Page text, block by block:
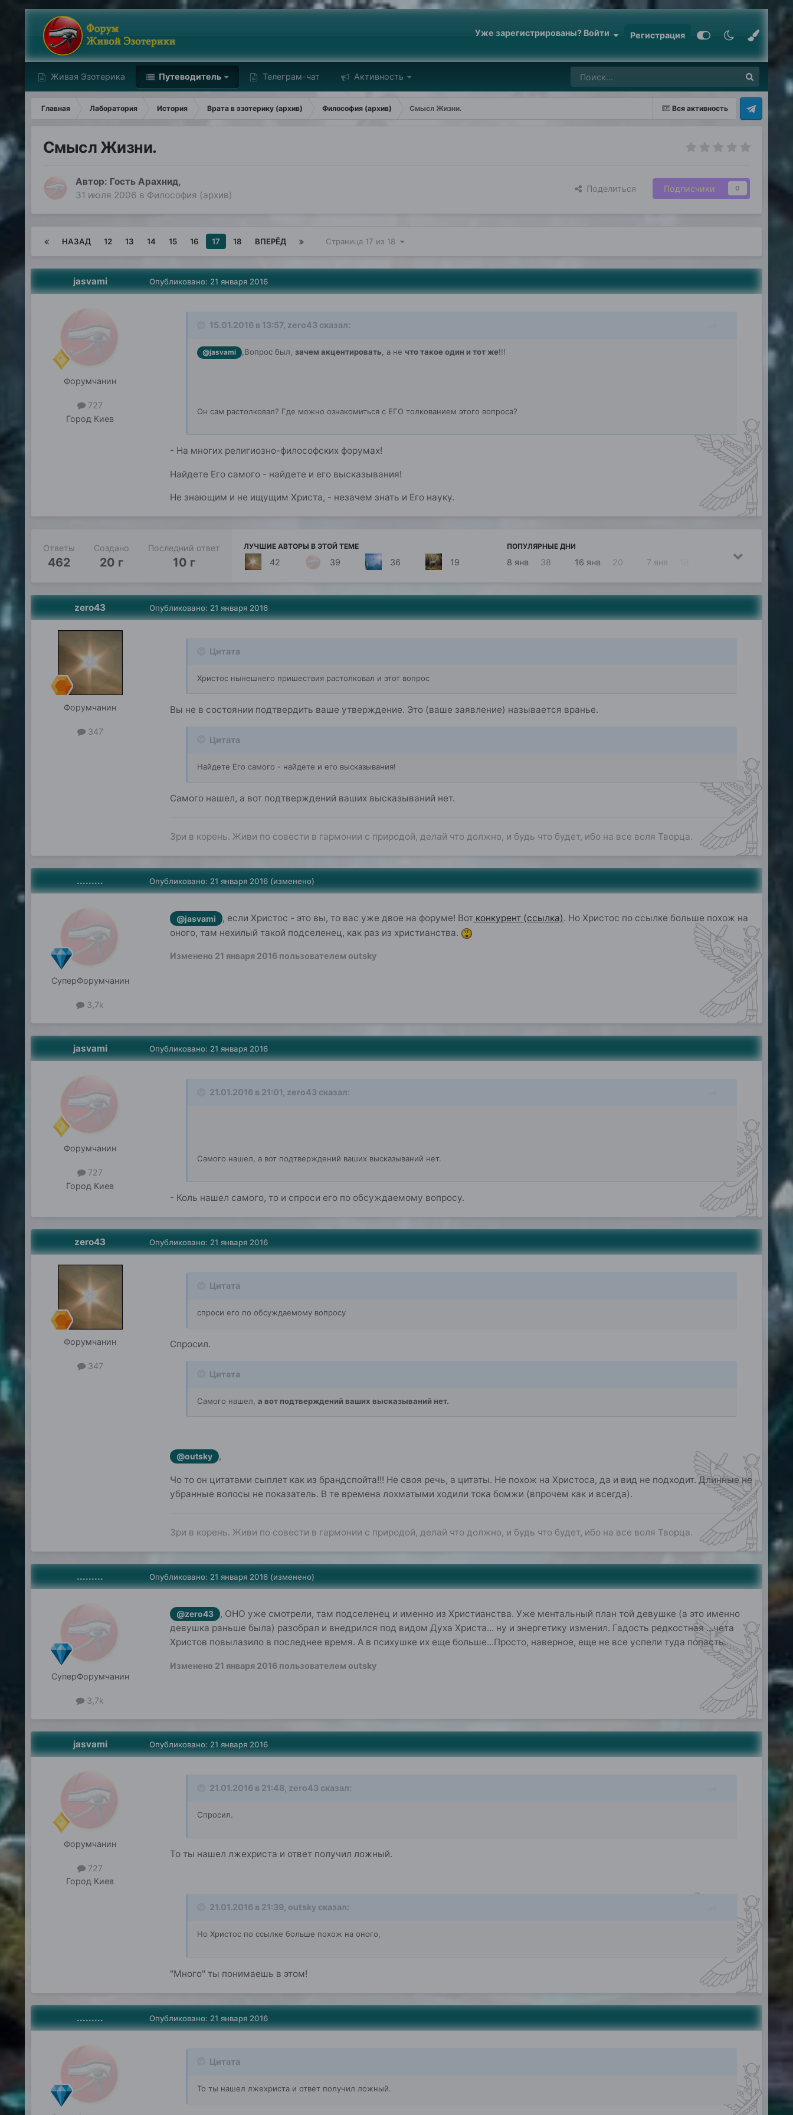
Уже зарегистрированы? Войти Регистрация
Живая Эзотерика Путеводитель Телеграм-чат Активность
Вся активность
Главная Лаборатория История Врата в эзотерику (архив) Философия (архив) Смысл Жизни.
Смысл Жизни.
Автор: Гость Арахнид,
31 июля 2006 в Философия (архив)
Поделиться Подписчики 0
НАЗАД 12 13 14 15 16 17 18 ВПЕРЁД Страница 17 из 18
jasvami
Форумчанин
727
Город Киев
Опубликовано: 21 января 2016
15.01.2016 в 13:57, zero43 сказал:
@jasvami ,Вопрос был, зачем акцентировать, а не что такое один и тот же!!!
Он сам растолковал? Где можно ознакомиться с ЕГО толкованием этого вопроса?
- На многих религиозно-философских форумах!
Найдете Его самого - найдете и его высказывания!
Не знающим и не ищущим Христа, - незачем знать и Его науку.
Ответы
462
Создано
20 г
Последний ответ
10 г
ЛУЧШИЕ АВТОРЫ В ЭТОЙ ТЕМЕ
42 39 36 19
ПОПУЛЯРНЫЕ ДНИ
8 янв 38 16 янв 20 7 янв 23 дек
zero43
Форумчанин
347
Опубликовано: 21 января 2016
Цитата
Христос нынешнего пришествия растолковал и этот вопрос
Вы не в состоянии подтвердить ваше утверждение. Это (ваше заявление) называется вранье.
Цитата
Найдете Его самого - найдете и его высказывания!
Самого нашел, а вот подтверждений ваших высказываний нет.
Зри в корень. Живи по совести в гармонии с природой, делай что должно, и будь что будет, ибо на все воля Творца.
.........
СуперФорумчанин
3,7k
Опубликовано: 21 января 2016 (изменено)
@jasvami , если Христос - это вы, то вас уже двое на форуме! Вот конкурент (ссылка). Но Христос по ссылке больше похож на
оного, там нехилый такой подселенец, как раз из христианства.
Изменено 21 января 2016пользователем outsky
jasvami
Форумчанин
727
Город Киев
Опубликовано: 21 января 2016
21.01.2016 в 21:01, zero43 сказал:
Самого нашел, а вот подтверждений ваших высказываний нет.
- Коль нашел самого, то и спроси его по обсуждаемому вопросу.
zero43
Форумчанин
347
Опубликовано: 21 января 2016
Цитата
спроси его по обсуждаемому вопросу
Спросил.
Цитата
Самого нашел, а вот подтверждений ваших высказываний нет.
@outsky ,
Чо то он цитатами сыплет как из брандспойта!!! Не своя речь, а цитаты. Не похож на Христоса, да и вид не подходит. Длинные не
убранные волосы не показатель. В те времена лохматыми ходили тока бомжи (впрочем как и всегда).
Зри в корень. Живи по совести в гармонии с природой, делай что должно, и будь что будет, ибо на все воля Творца.
.........
СуперФорумчанин
3,7k
Опубликовано: 21 января 2016 (изменено)
@zero43
, ОНО уже смотрели, там подселенец и именно из Христианства. Уже ментальный план той девушке (а это именно
девушка раньше была) разобрал и внедрился под видом Духа Христа... ну и энергетику изменил. Гадость редкостная ...чета
Христов повылазило в последнее время. А в психушке их еще больше...Просто, наверное, еще не все успели туда попасть.
Изменено 21 января 2016пользователем outsky
jasvami
Форумчанин
727
Город Киев
Опубликовано: 21 января 2016
21.01.2016 в 21:48, zero43 сказал:
Спросил.
То ты нашел лжехриста и ответ получил ложный.
21.01.2016 в 21:39, outsky сказал:
Но Христос по ссылке больше похож на оного,
"Много" ты понимаешь в этом!
......... Опубликовано: 21 января 2016
Цитата
То ты нашел лжехриста и ответ получил ложный.